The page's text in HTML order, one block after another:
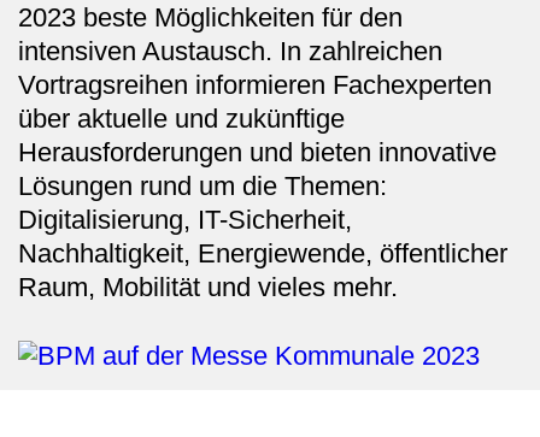
Hygiene
Referenzen
News
Jobs
Kontakt
2023 beste Möglichkeiten für den
intensiven Austausch. In zahlreichen
Vortragsreihen informieren Fachexperten
über aktuelle und zukünftige
Herausforderungen und bieten innovative
Lösungen rund um die Themen:
Digitalisierung, IT-Sicherheit,
Nachhaltigkeit, Energiewende, öffentlicher
Raum, Mobilität und vieles mehr.